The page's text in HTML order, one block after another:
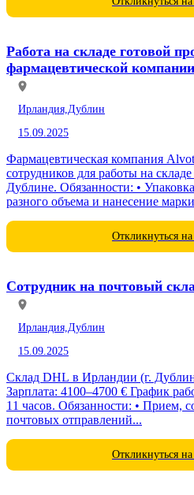
Работа на складе готовой
фармацевтической
Ирландия, Дублин
15.09.2025
Фармацевтическая компания
сотрудников для работы на
Дублине. Обязанности: • Упаковка готовой продукции в тару
разного объема и нанесение маркировки •
Откликнуться
Сотрудник на почтовый
Ирландия, Дублин
15.09.2025
Склад DHL в Ирландии (г.
Зарплата: 4100–4700 € График работы: 5 дней в неделю по 10–
11 часов. Обязанности: • Прием, сортировка и упаковка
почтовых отправлений...
Откликнуться